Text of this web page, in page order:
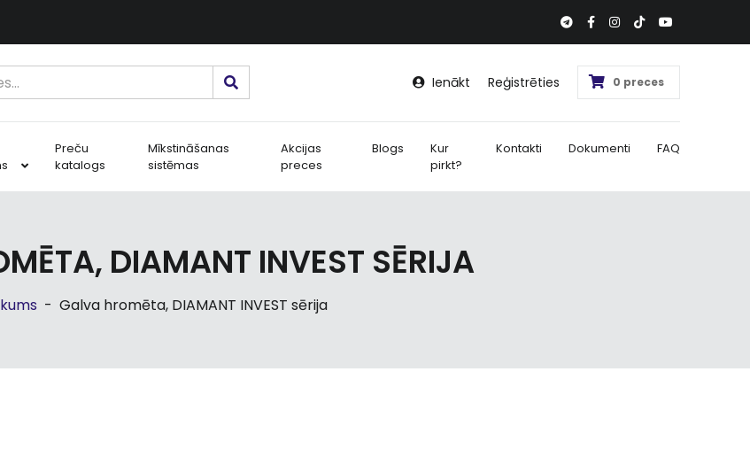
Ienākt Reģistrēties 0 preces
Preču
katalogs
Mīkstināšanas
sistēmas
Akcijas
preces
Blogs
Kur
pirkt?
Kontakti Dokumenti FAQ
DIAMANT INVEST SĒRIJA
- Galva hromēta, DIAMANT INVEST sērija